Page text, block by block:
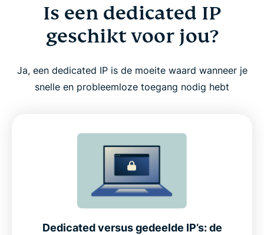
Is een dedicated IP
geschikt voor jou?
Ja, een dedicated IP is de moeite waard wanneer je
snelle en probleemloze toegang nodig hebt
Dedicated versus gedeelde IP’s: de